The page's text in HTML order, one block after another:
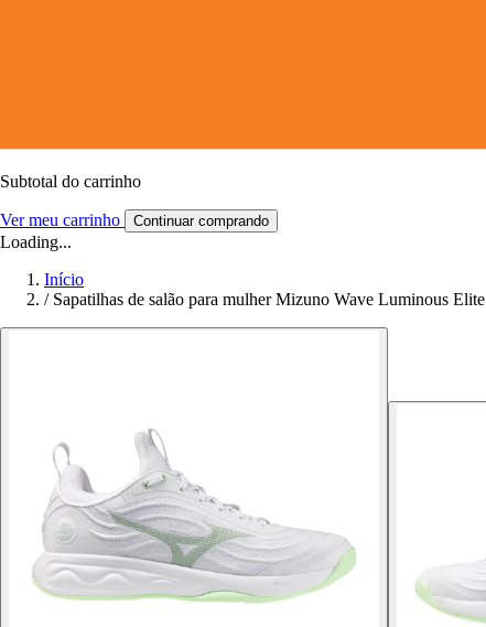
Subtotal do carrinho
Ver meu carrinho Continuar comprando
Loading...
Início
/ Sapatilhas de salão para mulher Mizuno Wave Luminous Elite